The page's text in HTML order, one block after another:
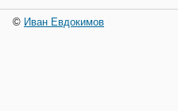
© Иван Евдокимов